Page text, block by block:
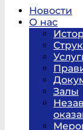
Новости
О нас
Залы